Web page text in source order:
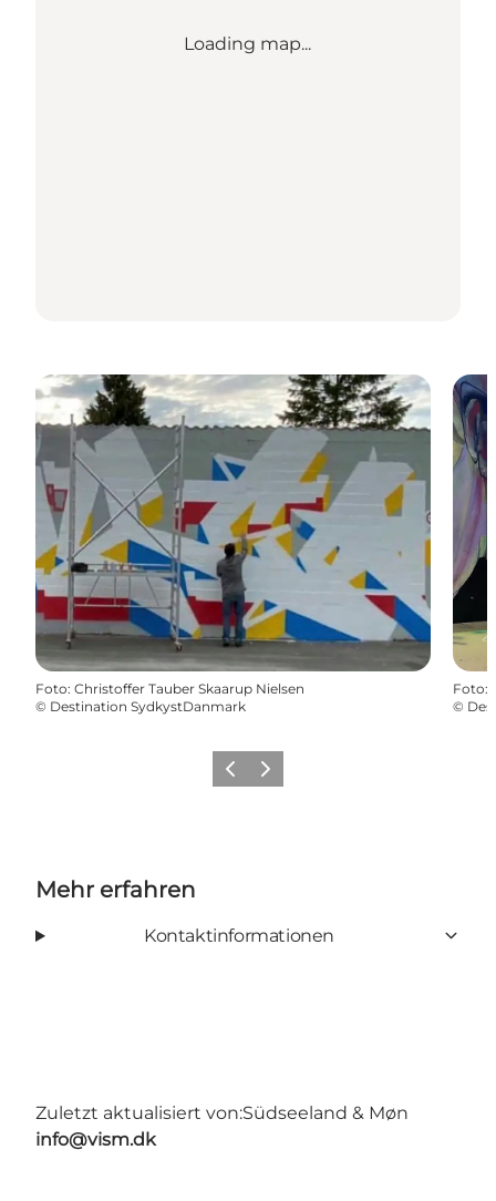
Loading map...
Foto: Christoffer Tauber Skaarup Nielsen
© Destination SydkystDanmark
Foto:
©
ZurückWeiter
Mehr erfahren
Kontaktinformationen
Zuletzt aktualisiert von:Südseeland & Møn
info@vism.dk